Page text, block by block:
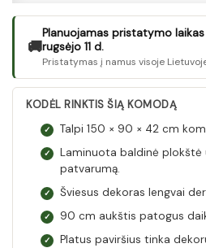
🚚
Planuojamas pristatymo
rugsėjo 11 d.
Pristatymas į namus visoje
KODĖL RINKTIS ŠIĄ KOMODĄ
✓ Talpi 150 × 90 × 42 cm
✓
Laminuota baldinė plokštė
patvarumą.
✓ Šviesus dekoras lengvai
✓ 90 cm aukštis patogus
✓
Platus paviršius tinka